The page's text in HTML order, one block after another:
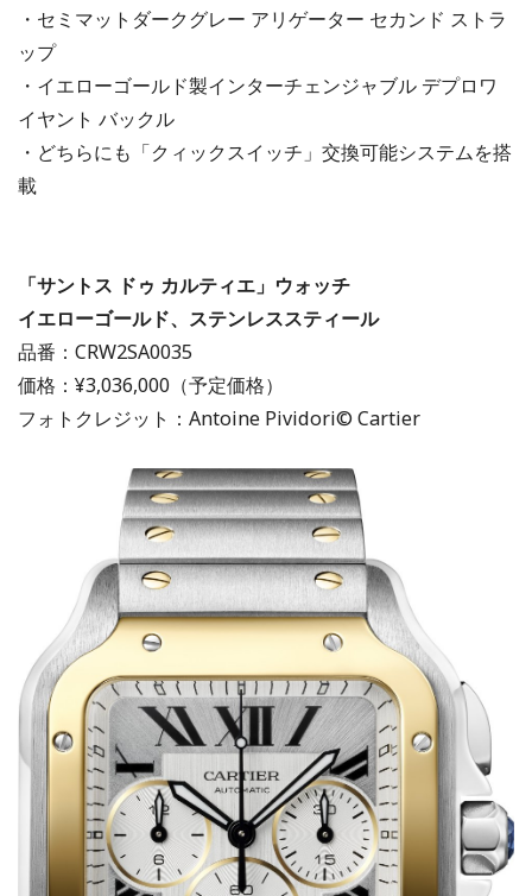
・セミマットダークグレー アリゲーター セカンド ストラ
ップ
・イエローゴールド製インターチェンジャブル デプロワ
イヤント バックル
・どちらにも「クィックスイッチ」交換可能システムを搭
載
「サントス ドゥ カルティエ」ウォッチ
イエローゴールド、ステンレススティール
品番：CRW2SA0035
価格：¥3,036,000（予定価格）
フォトクレジット：Antoine Pividori© Cartier